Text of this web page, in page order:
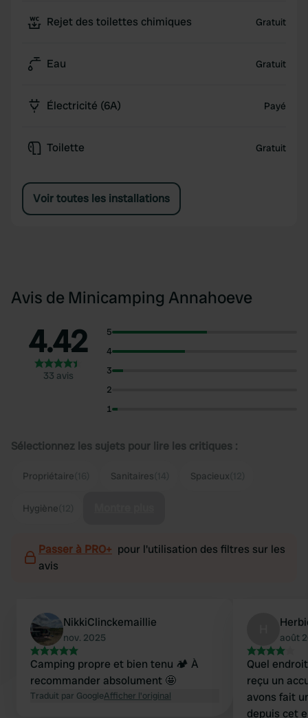
Rejet des toilettes chimiques Gratuit
Eau Gratuit
Électricité (6A) Payé
Toilette Gratuit
Voir toutes les installations
Avis de Minicamping Annahoeve
4.42
33 avis
5
4
3
2
1
Sélectionnez les sujets pour lire les critiques :
Propriétaire Sanitaires Spacieux
Hygiène
Passer à PRO+ pour l'utilisation des filtres sur les
avis
NikkiClinckemaillie
nov. 2025
Camping propre et bien tenu 🏕️ À
recommander absolument 🤩
Traduit par GoogleAfficher l'original
août
Quel
reçu un
avons fait
depuis cet